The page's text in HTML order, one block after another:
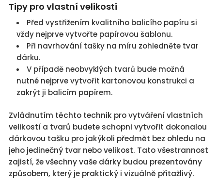
Tipy pro vlastní velikosti
Před vystřižením kvalitního balicího papíru si
vždy nejprve vytvořte papírovou šablonu.
Při navrhování tašky na míru zohledněte tvar
dárku.
V případě neobvyklých tvarů bude možná
nutné nejprve vytvořit kartonovou konstrukci a
zakrýt ji balicím papírem.
Zvládnutím těchto technik pro vytváření vlastních
velikostí a tvarů budete schopni vytvořit dokonalou
dárkovou tašku pro jakýkoli předmět bez ohledu na
jeho jedinečný tvar nebo velikost. Tato všestrannost
zajistí, že všechny vaše dárky budou prezentovány
způsobem, který je praktický i vizuálně přitažlivý.